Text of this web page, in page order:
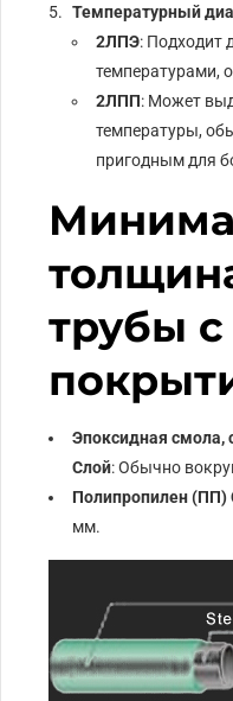
Температурный
2ЛПЭ: Подходит
температурами,
2ЛПП: Может
температуры,
пригодным для
трубы с
Эпоксидная смола,
Слой: Обычно
Полипропилен (ПП)
мм.